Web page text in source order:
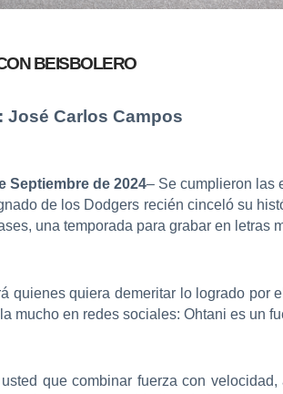
BEISBOLERO
José Carlos Campos
Septiembre de 2024– Se cumplieron las
de los Dodgers recién cinceló su
una temporada para grabar en letras
quienes quiera demeritar lo logrado por
mucho en redes sociales: Ohtani es un
usted que combinar fuerza con